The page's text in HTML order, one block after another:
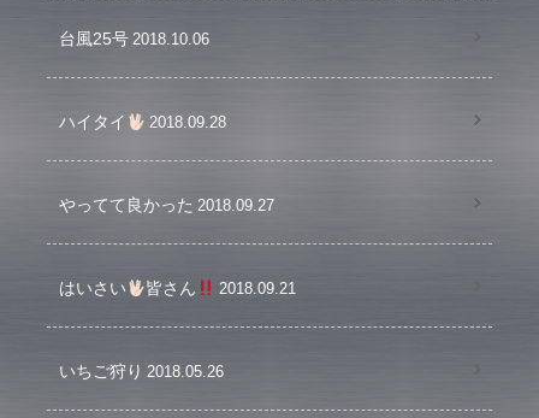
台風25号 2018.10.06
ハイタイ 2018.09.28
やってて良かった 2018.09.27
はいさい 皆さん 2018.09.21
いちご狩り 2018.05.26